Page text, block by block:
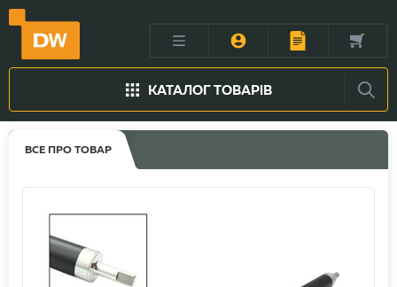
КАТАЛОГ ТОВАРІВ
ВСЕ ПРО ТОВАР